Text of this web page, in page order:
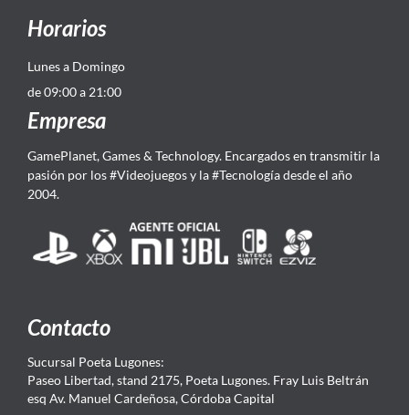
Horarios
Lunes a Domingo
de 09:00 a 21:00
Empresa
GamePlanet, Games & Technology. Encargados en transmitir la
pasión por los #Videojuegos y la #Tecnología desde el año
2004.
Contacto
Sucursal Poeta Lugones:
Paseo Libertad, stand 2175, Poeta Lugones. Fray Luis Beltrán
esq Av. Manuel Cardeñosa, Córdoba Capital